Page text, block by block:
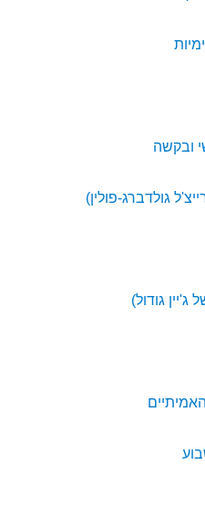
ובקשה
גולדברג-פולין)
גודול)